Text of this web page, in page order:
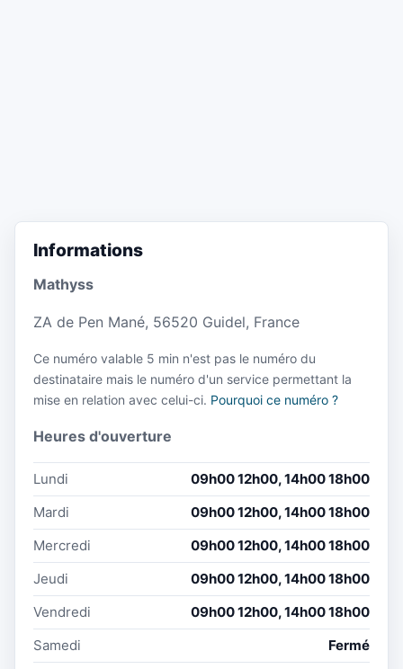
Informations
Mathyss
ZA de Pen Mané, 56520 Guidel, France
Ce numéro valable 5 min n'est pas le numéro du
destinataire mais le numéro d'un service permettant la
mise en relation avec celui-ci. Pourquoi ce numéro ?
Heures d'ouverture
Lundi
09h00 12h00, 14h00 18h00
Mardi
09h00 12h00, 14h00 18h00
Mercredi
09h00 12h00, 14h00 18h00
Jeudi
09h00 12h00, 14h00 18h00
Vendredi
09h00 12h00, 14h00 18h00
Samedi
Fermé